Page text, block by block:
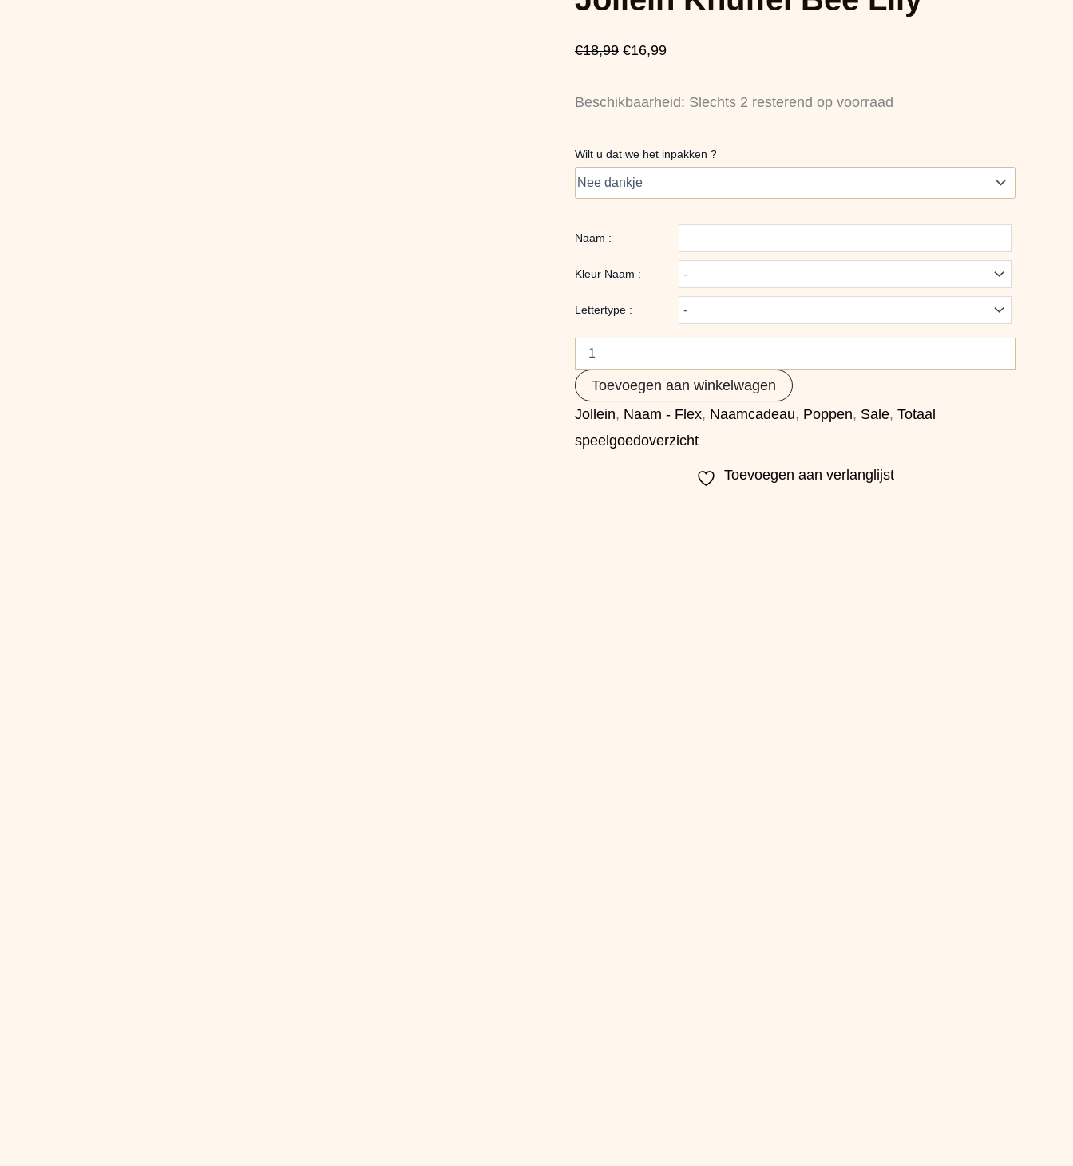
€18,99 €18,99.
€16,99
Beschikbaarheid: Slechts 2 resterend op voorraad
Wilt u dat we het inpakken ?
Naam :
Kleur Naam :
Lettertype :
Lily
Toevoegen aan winkelwagen
Jollein, Naam - Flex, Naamcadeau, Poppen, Sale, Totaal
speelgoedoverzicht
Toevoegen aan verlanglijst